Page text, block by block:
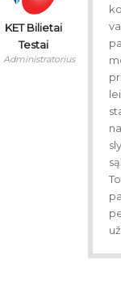
KET Bilietai
Testai
Administratorius